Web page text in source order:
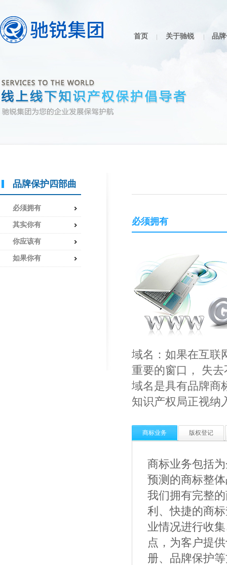
首页 关于驰锐 品
品牌保护四部曲
必须拥有
其实你有
你应该有
如果你有
必须拥有
域名：如果在互联
重要的窗口， 失
域名是具有品牌商
知识产权局正视纳
商标业务 版权登记
商标业务包括
预测的商标整
我们拥有完整
利、快捷的商
业情况进行收
点，为客户提
册、品牌保护